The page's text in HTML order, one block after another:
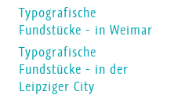
Typografische
Fundstücke - in Weimar
Typografische
Fundstücke - in der
Leipziger City